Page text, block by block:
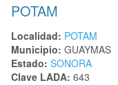
POTAM
Localidad: POTAM
Municipio: GUAYMAS
Estado: SONORA
Clave LADA: 643